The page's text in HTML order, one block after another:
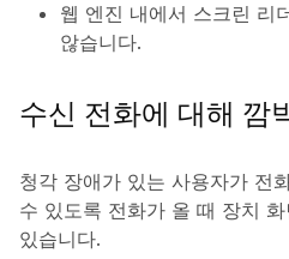
웹 엔진 내에서 스크린 리
않습니다.
수신 전화에 대해 깜
청각 장애가 있는 사용자가 전
수 있도록 전화가 올 때 장치
있습니다.